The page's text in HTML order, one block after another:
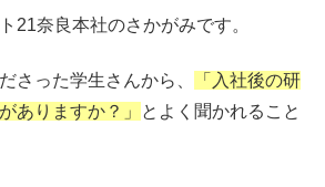
21奈良本社のさかがみです。
さった学生さんから、
「入社後の研
ありますか？」
とよく聞かれること